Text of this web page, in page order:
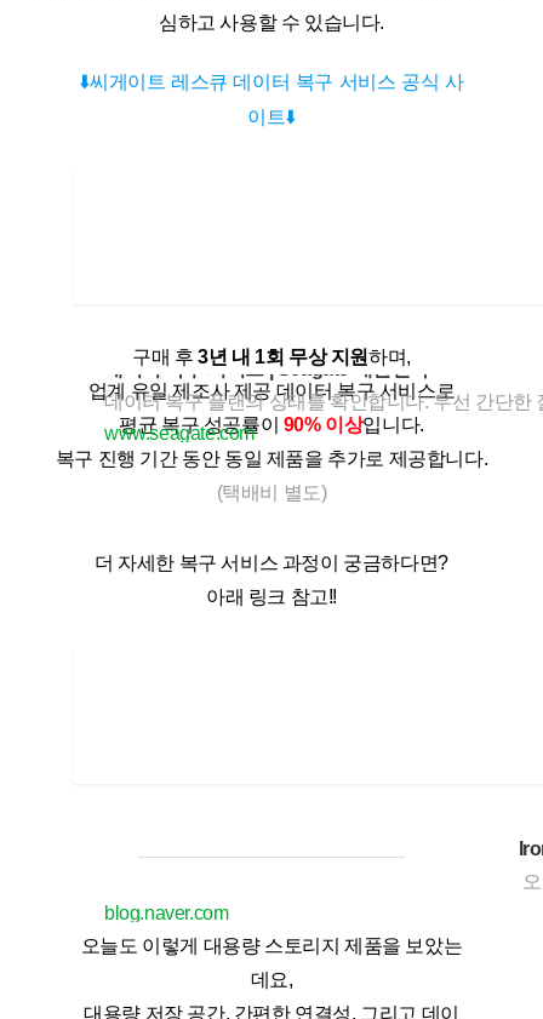
심하고 사용할 수 있습니다.
⬇️씨게이트 레스큐 데이터 복구 서비스 공식 사
이트⬇️
데이터 복구 서비스 | Seagate 대한민국
데이터 복구 플랜의 상태를 확인합니다. 우선 간단한
www.seagate.com
구매 후 3년 내 1회 무상 지원하며,
업계 유일 제조사 제공 데이터 복구 서비스로
평균 복구 성공률이 90% 이상입니다.
복구 진행 기간 동안 동일 제품을 추가로 제공합니다.
(택배비 별도)
더 자세한 복구 서비스 과정이 궁금하다면?
아래 링크 참고!!
[SEAGATE_2] 대용량 스토리지 구축기, 씨게이트
안녕하세요, 찐입니다:) 지난 발대식 후기에 이어서
blog.naver.com
오늘도 이렇게 대용량 스토리지 제품을 보았는
데요,
대용량 저장 공간, 간편한 연결성, 그리고 데이